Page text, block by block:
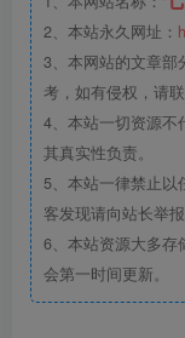
2、本站永久网址：
3、本网站的文章部
考，如有侵权，请
4、本站一切资源不
其真实性负责。
5、本站一律禁止
客发现请向站长举报
6、本站资源大多存
会第一时间更新。